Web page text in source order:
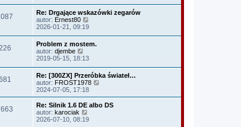
t
y
p
o
s
t
n
o
w
s
z
y
p
s
t
l
n
a
j
n
o
w
s
z
y
p
o
s
t
i
l
n
n
o
w
s
y
p
Re: Drgające wskazówki zegarów
autor: Ernest80
i
l
n
a
n
o
2026-01-21, 09:19
226
Problem z mostem.
autor: djembe
y
i
e
t
l
n
a
j
2019-05-15, 18:13
Re: [300ZX] Przeróbka świateł…
autor: FROST1978
ś
w
2024-07-05, 17:18
Re: Silnik 1.6 DE albo DS
autor: karociak
y
2026-07-10, 08:19